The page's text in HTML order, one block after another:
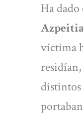
Ha dado
víctima
distintos